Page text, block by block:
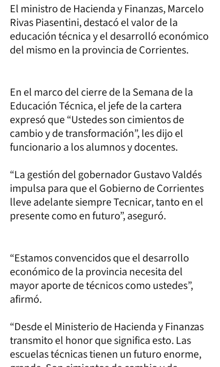
El ministro de Hacienda y Finanzas, Marcelo
Rivas Piasentini, destacó el valor de la
educación técnica y el desarrolló económico
del mismo en la provincia de Corrientes.
En el marco del cierre de la Semana de la
Educación Técnica, el jefe de la cartera
expresó que “Ustedes son cimientos de
cambio y de transformación”, les dijo el
funcionario a los alumnos y docentes.
“La gestión del gobernador Gustavo Valdés
impulsa para que el Gobierno de Corrientes
lleve adelante siempre Tecnicar, tanto en el
presente como en futuro”, aseguró.
“Estamos convencidos que el desarrollo
económico de la provincia necesita del
mayor aporte de técnicos como ustedes”,
afirmó.
“Desde el Ministerio de Hacienda y Finanzas
transmito el honor que significa esto. Las
escuelas técnicas tienen un futuro enorme,